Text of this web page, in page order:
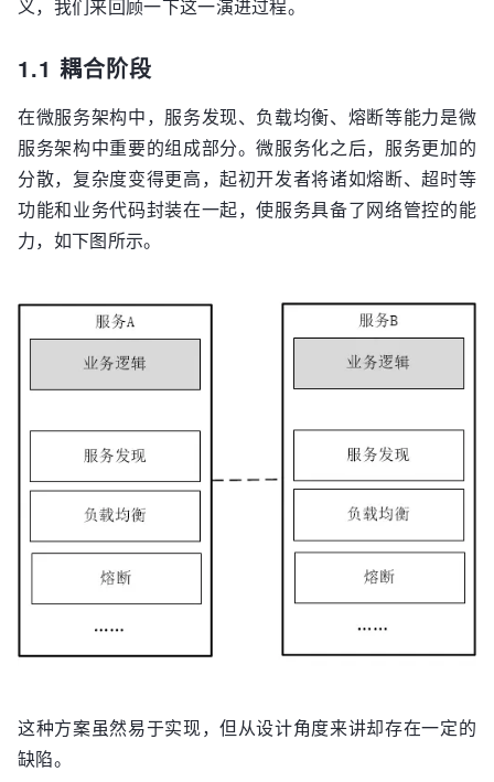
义，我们来回顾一下这一演进过程。
1.1 耦合阶段
在微服务架构中，服务发现、负载均衡、熔断等能力是微
服务架构中重要的组成部分。微服务化之后，服务更加的
分散，复杂度变得更高，起初开发者将诸如熔断、超时等
功能和业务代码封装在一起，使服务具备了网络管控的能
力，如下图所示。
这种方案虽然易于实现，但从设计角度来讲却存在一定的
缺陷。